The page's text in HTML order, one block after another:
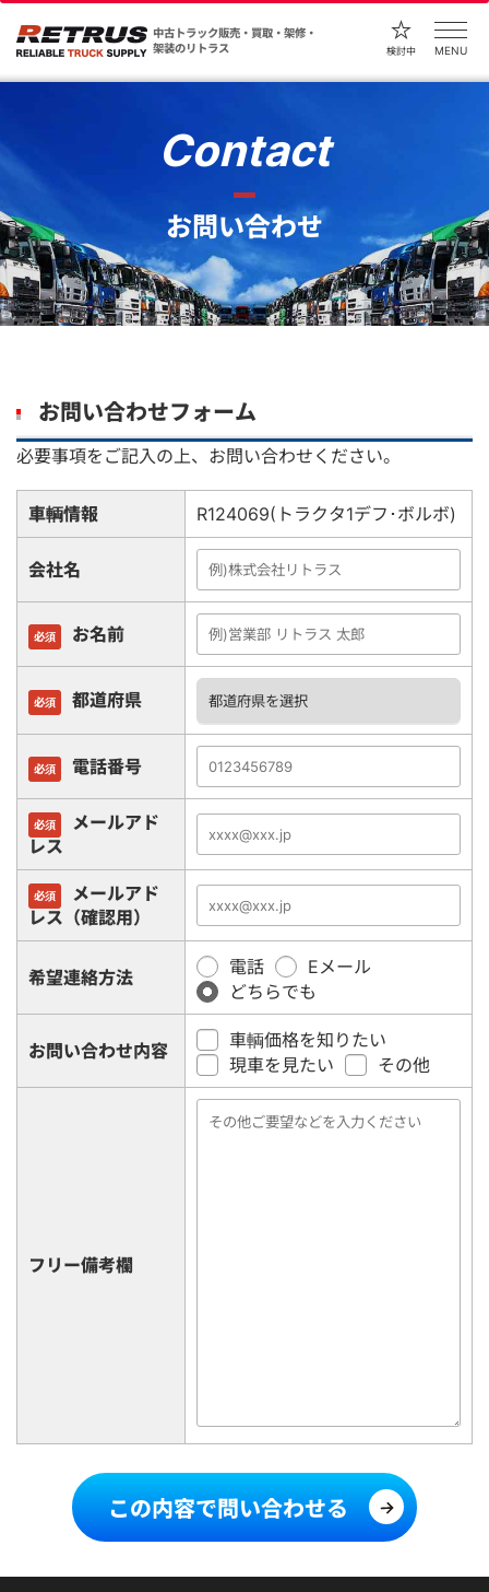
中古トラック販売・買取・架修・
架装のリトラス
検討中 MENU
Contact
お問い合わせ
お問い合わせフォーム
必要事項をご記入の上、お問い合わせください。
車輌情報 R124069(トラクタ1デフ･ボルボ)
会社名
必須 お名前
必須 都道府県
必須 電話番号
必須
メールアド
レス
必須
メールアド
レス（確認用）
希望連絡方法
電話
Eメール
どちらでも
お問い合わせ内容
車輌価格を知りたい
現車を見たい
その他
フリー備考欄
この内容で問い合わせる